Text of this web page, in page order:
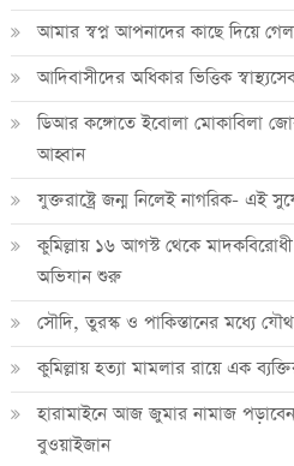
আমার স্বপ্ন আপনাদের কাছে দিয়ে
আদিবাসীদের অধিকার ভিত্তিক
ডিআর কঙ্গোতে ইবোলা মোকাবিলা
আহ্বান
যুক্তরাষ্ট্রে জন্ম নিলেই নাগরিক- এই
কুমিল্লায় ১৬ আগস্ট থেকে
অভিযান শুরু
সৌদি, তুরস্ক ও পাকিস্তানের মধ্যে যৌথ
কুমিল্লায় হত্যা মামলার রায়ে এক
হারামাইনে আজ জুমার নামাজ
বুওয়াইজান